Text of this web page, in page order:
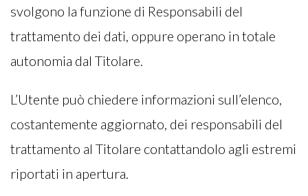
svolgono la funzione di Responsabili del
trattamento dei dati, oppure operano in totale
autonomia dal Titolare.
L’Utente può chiedere informazioni sull’elenco,
costantemente aggiornato, dei responsabili del
trattamento al Titolare contattandolo agli estremi
riportati in apertura.